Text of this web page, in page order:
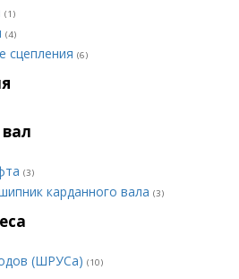
(1)
(4)
сцепления (6)
(3)
карданного вала (3)
(ШРУСа) (10)